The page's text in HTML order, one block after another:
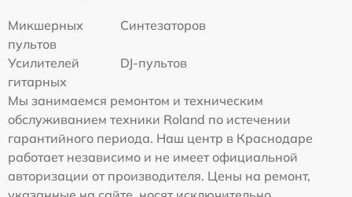
Микшерных
пультов
Синтезаторов
Усилителей
гитарных
DJ-пультов
Мы занимаемся ремонтом и техническим
обслуживанием техники Roland по истечении
гарантийного периода. Наш центр в Краснодаре
работает независимо и не имеет официальной
авторизации от производителя. Цены на ремонт,